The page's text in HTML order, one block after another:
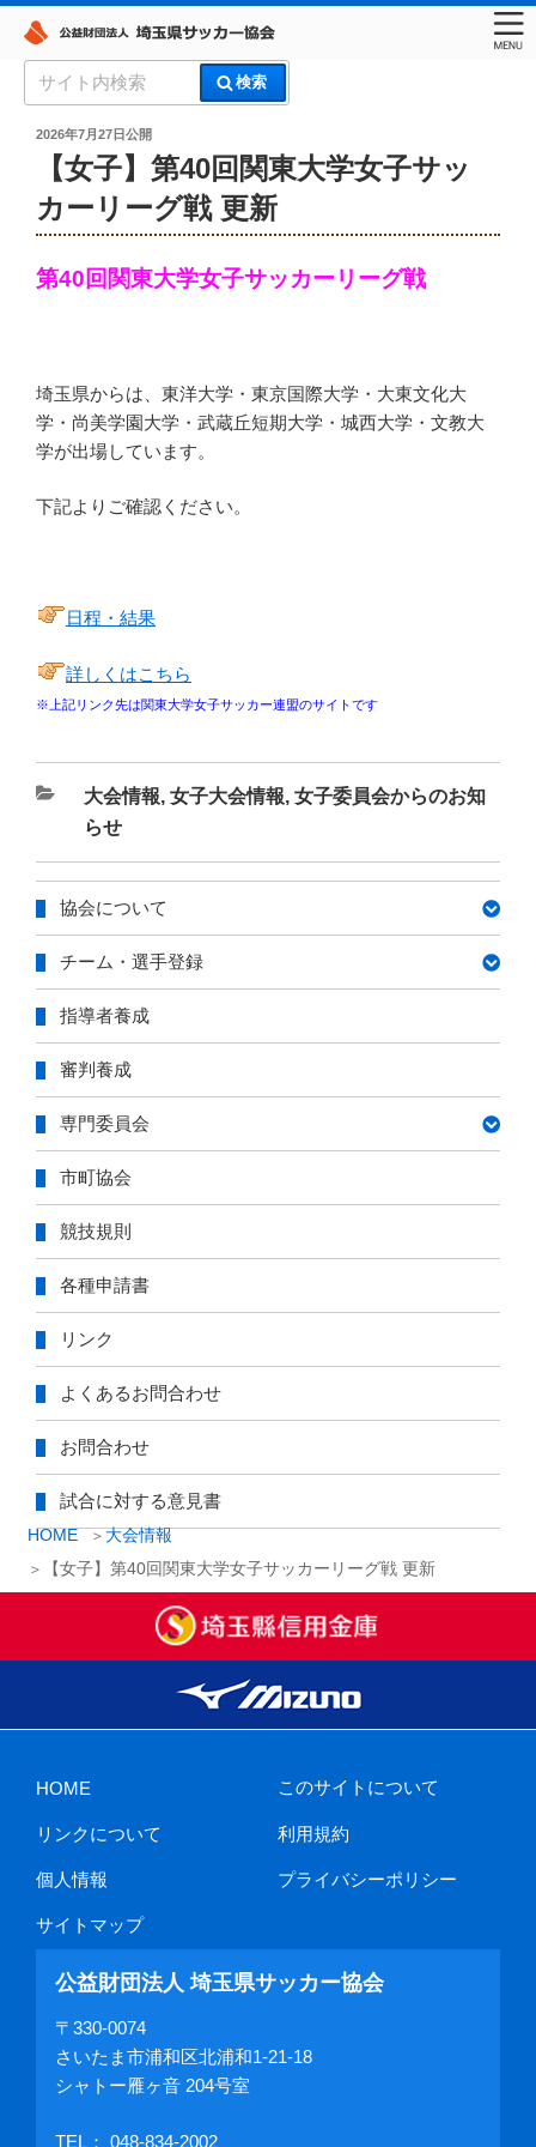
索:
検索
埼玉県サッカー協会
HOME
大会情報
【女子】第40回関東大学女子サッカーリーグ戦 更新
投
2026年7月27日公開
【女子】第40回関東大学女子サッ
カーリーグ戦 更新
第40回関東大学女子サッカーリーグ戦
埼玉県からは、東洋大学・東京国際大学・大東文化大
学・尚美学園大学・武蔵丘短期大学・城西大学・文教大
学が出場しています。
下記よりご確認ください。
日程・結果
詳しくはこちら
※上記リンク先は関東大学女子サッカー連盟のサイトです
カ
テ
ゴ
ー
大会情報, 女子大会情報, 女子委員会からのお知
らせ
協会について
チーム・選手登録
指導者養成
審判養成
専門委員会
市町協会
競技規則
各種申請書
リンク
よくあるお問合わせ
お問合わせ
試合に対する意見書
HOME このサイトについて
リンクについて 利用規約
個人情報 プライバシーポリシー
サイトマップ
公益財団法人 埼玉県サッカー協会
〒330-0074
さいたま市浦和区北浦和1-21-18
シャトー雁ヶ音 204号室
TEL： 048-834-2002